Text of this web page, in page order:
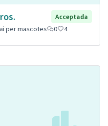
Acceptada
per mascotes 0 4